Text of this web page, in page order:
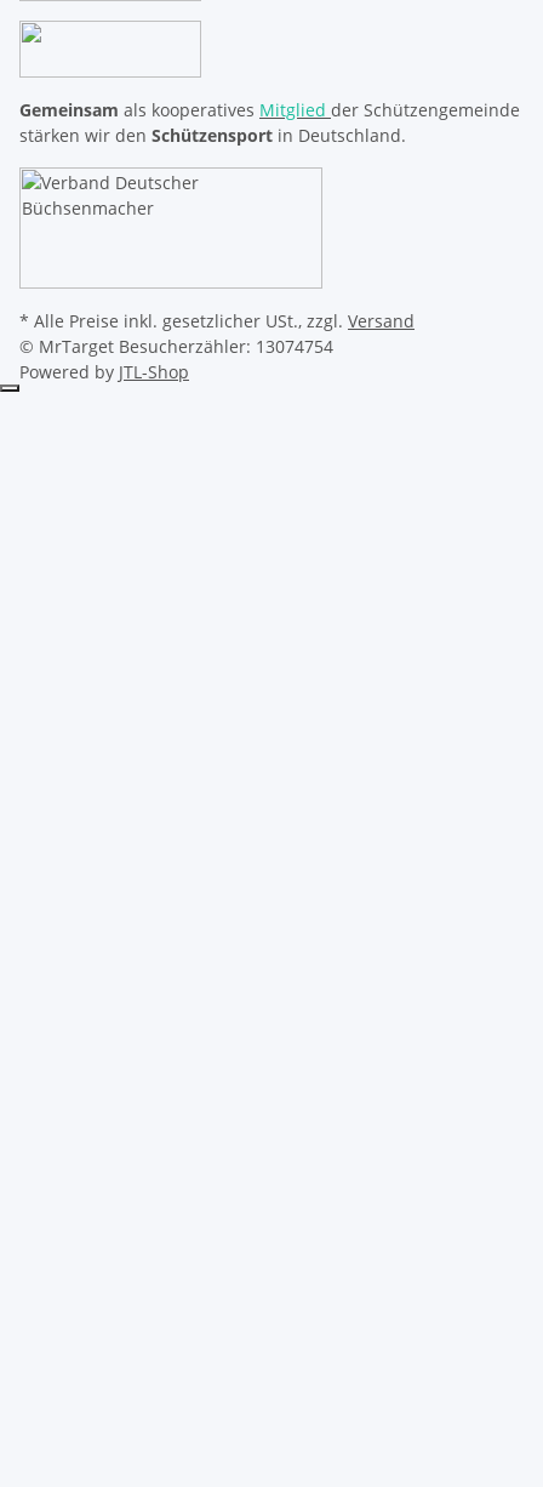
Gemeinsam als kooperatives Mitglied der Schützengemeinde
stärken wir den Schützensport in Deutschland.
* Alle Preise inkl. gesetzlicher USt., zzgl. Versand
© MrTarget Besucherzähler: 13074754
Powered by JTL-Shop